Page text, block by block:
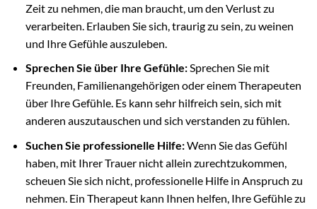
Zeit zu nehmen, die man braucht, um den Verlust zu
verarbeiten. Erlauben Sie sich, traurig zu sein, zu weinen
und Ihre Gefühle auszuleben.
Sprechen Sie über Ihre Gefühle:Sprechen Sie mit
Freunden, Familienangehörigen oder einem Therapeuten
über Ihre Gefühle. Es kann sehr hilfreich sein, sich mit
anderen auszutauschen und sich verstanden zu fühlen.
Suchen Sie professionelle Hilfe:Wenn Sie das Gefühl
haben, mit Ihrer Trauer nicht allein zurechtzukommen,
scheuen Sie sich nicht, professionelle Hilfe in Anspruch zu
nehmen. Ein Therapeut kann Ihnen helfen, Ihre Gefühle zu